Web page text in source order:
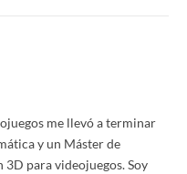
me llevó a terminar
y un Máster de
para videojuegos. Soy